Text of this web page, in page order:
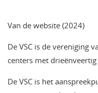
Van de website (2024)
De VSC is de vereniging
centers met
De VSC is het